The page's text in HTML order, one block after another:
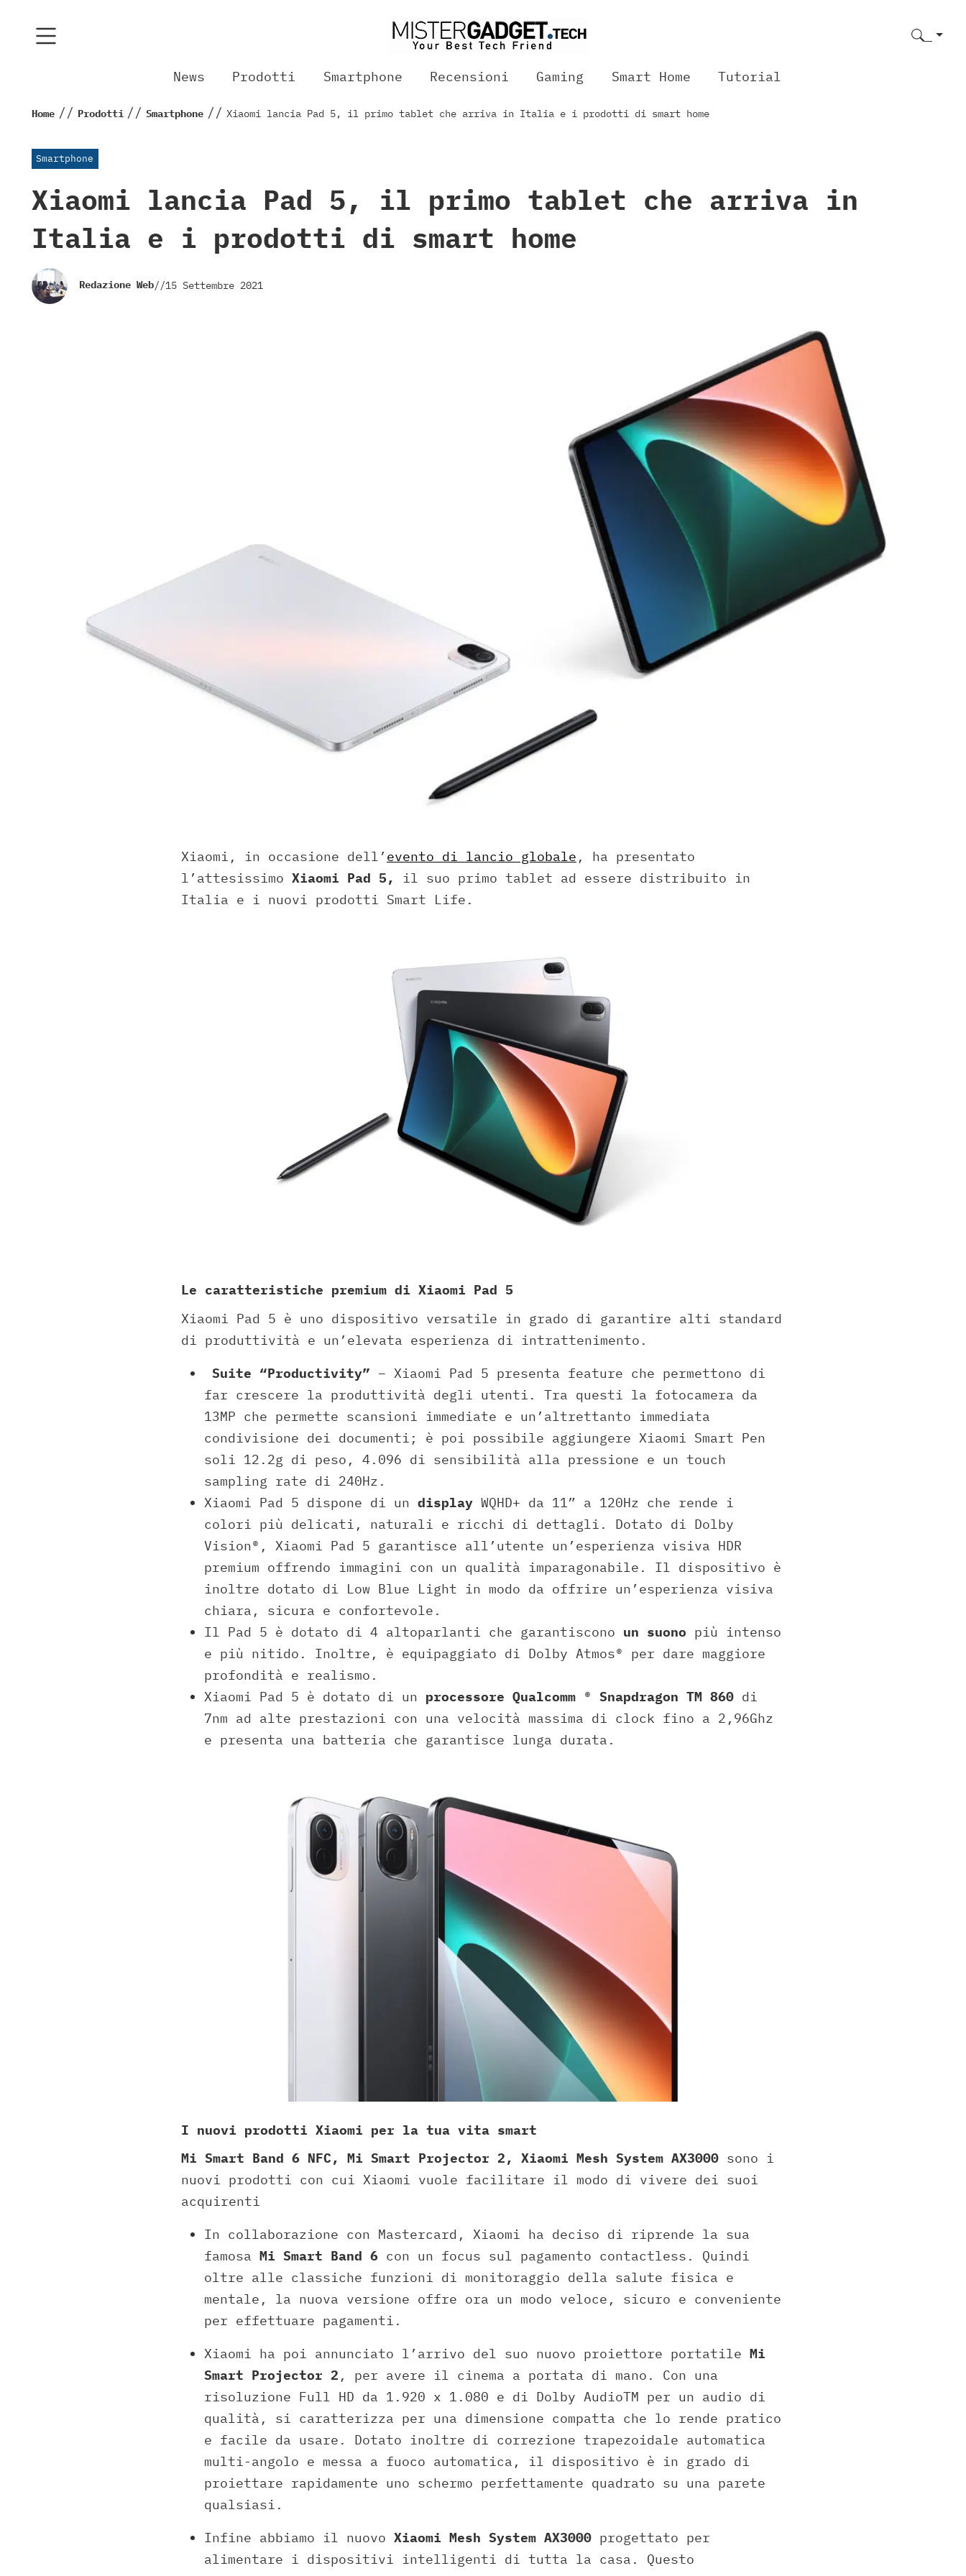
News Prodotti Smartphone Recensioni Gaming Smart Home Tutorial
Home // Prodotti // Smartphone // Xiaomi lancia Pad 5, il primo tablet che arriva in Italia e i prodotti di smart home
Smartphone
Xiaomi lancia Pad 5, il primo tablet che arriva in
Italia e i prodotti di smart home
Redazione Web//15 Settembre 2021
Xiaomi, in occasione dell’ evento di lancio globale , ha presentato
l’attesissimo Xiaomi Pad 5, il suo primo tablet ad essere distribuito in
Italia e i nuovi prodotti Smart Life.
Le caratteristiche premium di Xiaomi Pad 5
Xiaomi Pad 5 è uno dispositivo versatile in grado di garantire alti standard
di produttività e un’elevata esperienza di intrattenimento.
Suite “Productivity” – Xiaomi Pad 5 presenta feature che permettono di
far crescere la produttività degli utenti. Tra questi la fotocamera da
13MP che permette scansioni immediate e un’altrettanto immediata
condivisione dei documenti; è poi possibile aggiungere Xiaomi Smart Pen
soli 12.2g di peso, 4.096 di sensibilità alla pressione e un touch
sampling rate di 240Hz.
Xiaomi Pad 5 dispone di un display WQHD+ da 11” a 120Hz che rende i
colori più delicati, naturali e ricchi di dettagli. Dotato di Dolby
Vision®, Xiaomi Pad 5 garantisce all’utente un’esperienza visiva HDR
premium offrendo immagini con un qualità imparagonabile. Il dispositivo è
inoltre dotato di Low Blue Light in modo da offrire un’esperienza visiva
chiara, sicura e confortevole.
Il Pad 5 è dotato di 4 altoparlanti che garantiscono un suono più intenso
e più nitido. Inoltre, è equipaggiato di Dolby Atmos® per dare maggiore
profondità e realismo.
Xiaomi Pad 5 è dotato di un processore Qualcomm ® Snapdragon TM 860 di
7nm ad alte prestazioni con una velocità massima di clock fino a 2,96Ghz
e presenta una batteria che garantisce lunga durata.
I nuovi prodotti Xiaomi per la tua vita smart
Mi Smart Band 6 NFC, Mi Smart Projector 2, Xiaomi Mesh System AX3000 sono i
nuovi prodotti con cui Xiaomi vuole facilitare il modo di vivere dei suoi
acquirenti
In collaborazione con Mastercard, Xiaomi ha deciso di riprende la sua
famosa Mi Smart Band 6 con un focus sul pagamento contactless. Quindi
oltre alle classiche funzioni di monitoraggio della salute fisica e
mentale, la nuova versione offre ora un modo veloce, sicuro e conveniente
per effettuare pagamenti.
Xiaomi ha poi annunciato l’arrivo del suo nuovo proiettore portatile Mi
Smart Projector 2 , per avere il cinema a portata di mano. Con una
risoluzione Full HD da 1.920 x 1.080 e di Dolby AudioTM per un audio di
qualità, si caratterizza per una dimensione compatta che lo rende pratico
e facile da usare. Dotato inoltre di correzione trapezoidale automatica
multi-angolo e messa a fuoco automatica, il dispositivo è in grado di
proiettare rapidamente uno schermo perfettamente quadrato su una parete
qualsiasi.
Infine abbiamo il nuovo Xiaomi Mesh System AX3000 progettato per
alimentare i dispositivi intelligenti di tutta la casa. Questo